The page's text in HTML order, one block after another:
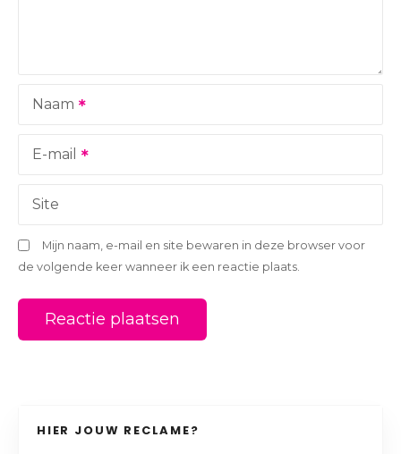
e
Naam
E-mail
Site
Mijn naam, e-mail en site bewaren in deze browser voor
de volgende keer wanneer ik een reactie plaats.
HIER JOUW RECLAME?